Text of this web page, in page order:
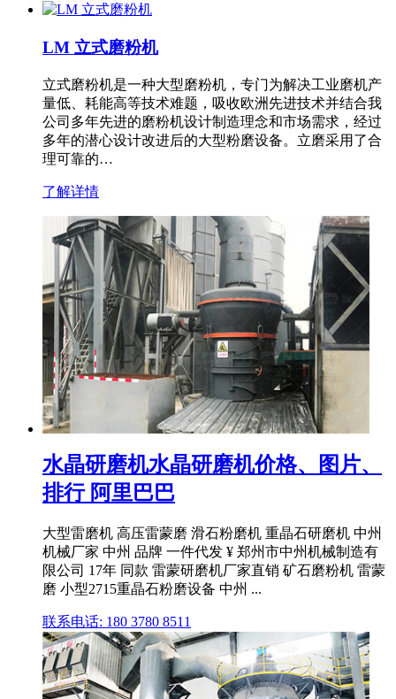
LM 立式磨粉机
立式磨粉机是一种大型磨粉机，专门为解决工业磨机产
量低、耗能高等技术难题，吸收欧洲先进技术并结合我
公司多年先进的磨粉机设计制造理念和市场需求，经过
多年的潜心设计改进后的大型粉磨设备。立磨采用了合
理可靠的…
了解详情
水晶研磨机水晶研磨机价格、图片、
排行 阿里巴巴
大型雷磨机 高压雷蒙磨 滑石粉磨机 重晶石研磨机 中州
机械厂家 中州 品牌 一件代发 ¥ 郑州市中州机械制造有
限公司 17年 同款 雷蒙研磨机厂家直销 矿石磨粉机 雷蒙
磨 小型2715重晶石粉磨设备 中州 ...
联系电话: 180 3780 8511